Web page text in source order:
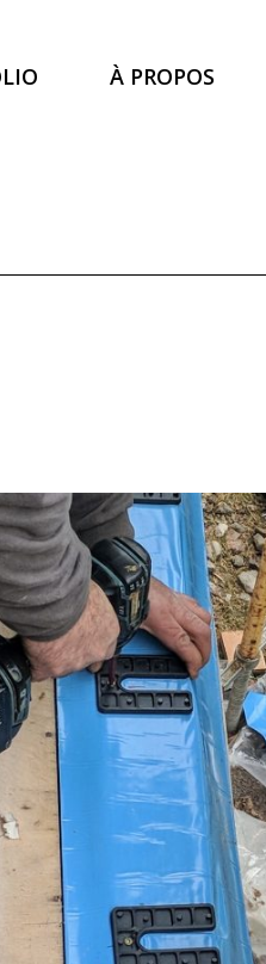
À PROPOS